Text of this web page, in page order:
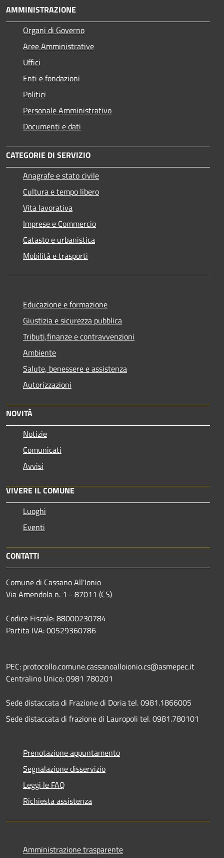
AMMINISTRAZIONE
Organi di Governo
Aree Amministrative
Uffici
Enti e fondazioni
Politici
Personale Amministrativo
Documenti e dati
CATEGORIE DI SERVIZIO
Anagrafe e stato civile
Cultura e tempo libero
Vita lavorativa
Imprese e Commercio
Catasto e urbanistica
Mobilità e trasporti
Educazione e formazione
Giustizia e sicurezza pubblica
Tributi,finanze e contravvenzioni
Ambiente
Salute, benessere e assistenza
Autorizzazioni
NOVITÀ
Notizie
Comunicati
Avvisi
VIVERE IL COMUNE
Luoghi
Eventi
CONTATTI
Comune di Cassano All'Ionio
Via Amendola n. 1 - 87011 (CS)
Codice Fiscale: 88000230784
Partita IVA: 00529360786
PEC: protocollo.comune.cassanoalloionio.cs@asmepec.it
Centralino Unico: 0981 780201
Sede distaccata di Frazione di Doria tel. 0981.1866005
Sede distaccata di frazione di Lauropoli tel. 0981.780101
Prenotazione appuntamento
Segnalazione disservizio
Leggi le FAQ
Richiesta assistenza
Amministrazione trasparente